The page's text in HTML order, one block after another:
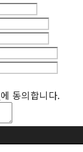
에 동의합니다.